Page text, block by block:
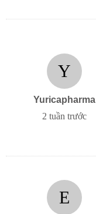
Y
Yuricapharma
2 tuần trước
E